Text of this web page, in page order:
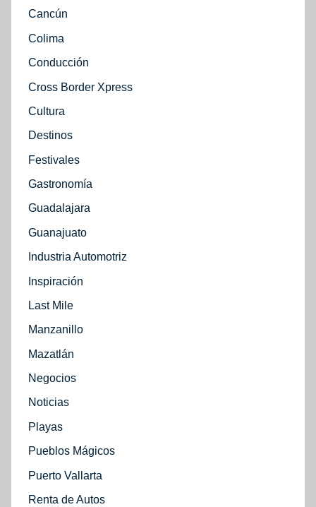
Cancún
Colima
Conducción
Cross Border Xpress
Cultura
Destinos
Festivales
Gastronomía
Guadalajara
Guanajuato
Industria Automotriz
Inspiración
Last Mile
Manzanillo
Mazatlán
Negocios
Noticias
Playas
Pueblos Mágicos
Puerto Vallarta
Renta de Autos